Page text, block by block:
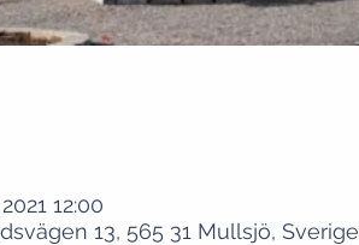
12:00
13, 565 31 Mullsjö, Sverige